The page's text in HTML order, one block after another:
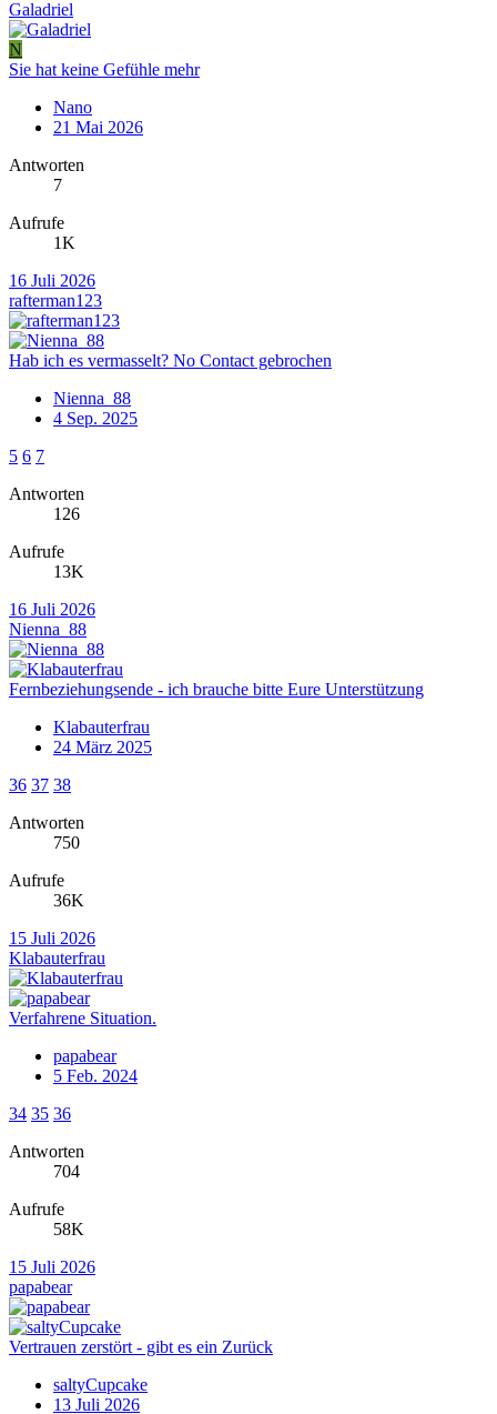
Galadriel
N
Sie hat keine Gefühle mehr
Nano
21 Mai 2026
Antworten
7
Aufrufe
1K
16 Juli 2026
rafterman123
Hab ich es vermasselt? No Contact gebrochen
Nienna_88
4 Sep. 2025
5 6 7
Antworten
126
Aufrufe
13K
16 Juli 2026
Nienna_88
Fernbeziehungsende - ich brauche bitte Eure Unterstützung
Klabauterfrau
24 März 2025
36 37 38
Antworten
750
Aufrufe
36K
15 Juli 2026
Klabauterfrau
Verfahrene Situation.
papabear
5 Feb. 2024
34 35 36
Antworten
704
Aufrufe
58K
15 Juli 2026
papabear
Vertrauen zerstört - gibt es ein Zurück
saltyCupcake
13 Juli 2026